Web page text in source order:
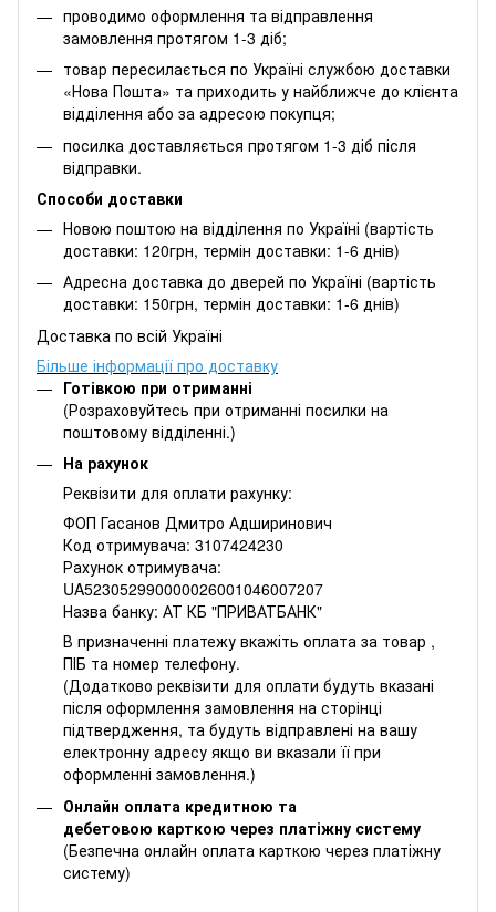
проводимо оформлення та відправлення
замовлення протягом 1-3 діб;
товар пересилається по Україні службою доставки
«Нова Пошта» та приходить у найближче до клієнта
відділення або за адресою покупця;
посилка доставляється протягом 1-3 діб після
відправки.
Способи доставки
Новою поштою на відділення по Україні (вартість
доставки: 120грн, термін доставки: 1-6 днів)
Адресна доставка до дверей по Україні (вартість
доставки: 150грн, термін доставки: 1-6 днів)
Доставка по всій Україні
Більше інформації про доставку
Готівкою при отриманні
(Розраховуйтесь при отриманні посилки на
поштовому відділенні.)
На рахунок
Реквізити для оплати рахунку:
ФОП Гасанов Дмитро Адширинович
Код отримувача: 3107424230
Рахунок отримувача:
UA523052990000026001046007207
Назва банку: АТ КБ "ПРИВАТБАНК"
В призначенні платежу вкажіть оплата за товар ,
ПІБ та номер телефону.
(Додатково реквізити для оплати будуть вказані
після оформлення замовлення на сторінці
підтвердження, та будуть відправлені на вашу
електронну адресу якщо ви вказали її при
оформленні замовлення.)
Онлайн оплата кредитною та
дебетовою карткою через платіжну систему
(Безпечна онлайн оплата карткою через платіжну
систему)